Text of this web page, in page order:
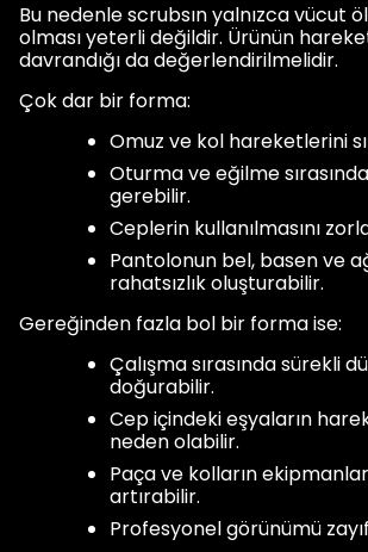
Bu nedenle scrubsın yalnızca vücut
olması yeterli değildir. Ürünün hareket
davrandığı da değerlendirilmelidir.
Çok dar bir forma:
Omuz ve kol hareketlerini
Oturma ve eğilme
gerebilir.
Ceplerin kullanılmasını
Pantolonun bel, basen ve
rahatsızlık oluşturabilir.
Gereğinden fazla bol bir forma ise:
Çalışma sırasında sürekli
doğurabilir.
Cep içindeki eşyaların
neden olabilir.
Paça ve kolların
artırabilir.
Profesyonel görünümü